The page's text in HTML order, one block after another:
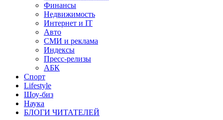
Финансы
Недвижимость
Интернет и IT
Авто
СМИ и реклама
Индексы
Пресс-релизы
АБК
Спорт
Lifestyle
Шоу-биз
Наука
БЛОГИ ЧИТАТЕЛЕЙ